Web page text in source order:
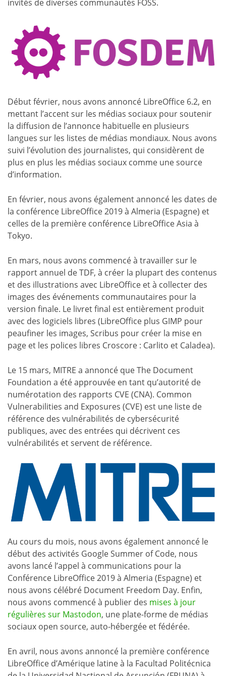
invités de diverses communautés FOSS.
Début février, nous avons annoncé LibreOffice 6.2, en
mettant l’accent sur les médias sociaux pour soutenir
la diffusion de l’annonce habituelle en plusieurs
langues sur les listes de médias mondiaux. Nous avons
suivi l’évolution des journalistes, qui considèrent de
plus en plus les médias sociaux comme une source
d’information.
En février, nous avons également annoncé les dates de
la conférence LibreOffice 2019 à Almeria (Espagne) et
celles de la première conférence LibreOffice Asia à
Tokyo.
En mars, nous avons commencé à travailler sur le
rapport annuel de TDF, à créer la plupart des contenus
et des illustrations avec LibreOffice et à collecter des
images des événements communautaires pour la
version finale. Le livret final est entièrement produit
avec des logiciels libres (LibreOffice plus GIMP pour
peaufiner les images, Scribus pour créer la mise en
page et les polices libres Croscore : Carlito et Caladea).
Le 15 mars, MITRE a annoncé que The Document
Foundation a été approuvée en tant qu’autorité de
numérotation des rapports CVE (CNA). Common
Vulnerabilities and Exposures (CVE) est une liste de
référence des vulnérabilités de cybersécurité
publiques, avec des entrées qui décrivent ces
vulnérabilités et servent de référence.
Au cours du mois, nous avons également annoncé le
début des activités Google Summer of Code, nous
avons lancé l’appel à communications pour la
Conférence LibreOffice 2019 à Almeria (Espagne) et
nous avons célébré Document Freedom Day. Enfin,
nous avons commencé à publier des mises à jour
régulières sur Mastodon, une plate-forme de médias
sociaux open source, auto-hébergée et fédérée.
En avril, nous avons annoncé la première conférence
LibreOffice d’Amérique latine à la Facultad Politécnica